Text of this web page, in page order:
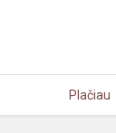
Plačiau